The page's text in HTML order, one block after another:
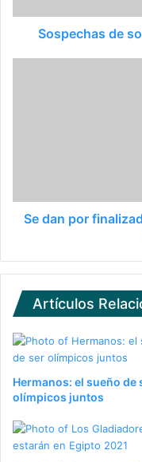
Sospechas de
Se dan por
Artículos
Hermanos: el sueño de
olímpicos juntos